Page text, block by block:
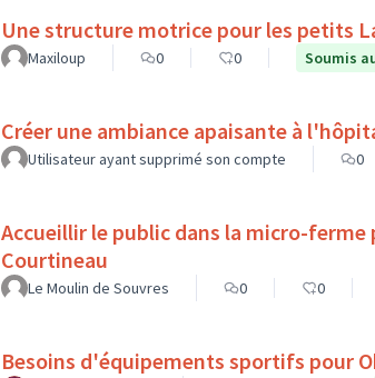
Une structure motrice pour les petits
Maxiloup 0 0 Soumis
Créer une ambiance apaisante à
Utilisateur ayant supprimé son compte 0
Accueillir le public dans la micro-
Courtineau
Le Moulin de Souvres 0 0
Besoins d'équipements sportifs pour